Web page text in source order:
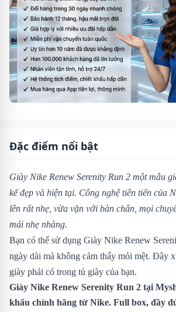
Đặc điểm nổi bật
Giày Nike Renew Serenity Run 2 một mẫu
kế đẹp và hiện tại. Công nghệ tiên tiến của
lên rất nhẹ, vừa vặn với bàn chân, mọi
mái nhẹ nhàng.
Bạn có thể sử dụng Giày Nike Renew
ngày dài mà không cảm thấy mỏi mệt. Đây
giày phải có trong tủ giày của bạn.
Giày Nike Renew Serenity Run 2 tại
khẩu chính hãng từ Nike. Full box, đầy